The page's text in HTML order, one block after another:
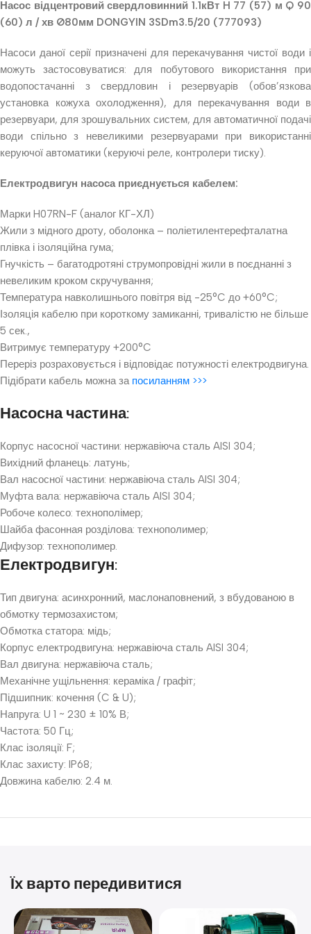
Насос відцентровий свердловинний 1.1кВт H 77 (57) м Q 90
(60) л / хв Ø80мм DONGYIN 3SDm3.5/20 (777093)
Насоси даної серії призначені для перекачування чистої води і
можуть застосовуватися: для побутового використання при
водопостачанні з свердловин і резервуарів (обов’язкова
установка кожуха охолодження), для перекачування води в
резервуари, для зрошувальних систем, для автоматичної подачі
води спільно з невеликими резервуарами при використанні
керуючої автоматики (керуючі реле, контролери тиску).
Електродвигун насоса приєднується кабелем:
Марки H07RN-F (аналог КГ-ХЛ)
Жили з мідного дроту, оболонка – поліетилентерефталатна
плівка і ізоляційна гума;
Гнучкість – багатодротяні струмопровідні жили в поєднанні з
невеликим кроком скручування;
Температура навколишнього повітря від -25°C до +60°C;
Ізоляція кабелю при короткому замиканні, тривалістю не більше
5 сек.,
Витримує температуру +200°C
Переріз розраховується і відповідає потужності електродвигуна.
Підібрати кабель можна за посиланням >>>
Насосна частина:
Корпус насосної частини: нержавіюча сталь AISI 304;
Вихідний фланець: латунь;
Вал насосної частини: нержавіюча сталь AISI 304;
Муфта вала: нержавіюча сталь AISI 304;
Робоче колесо: технополімер;
Шайба фасонная розділова: технополимер;
Дифузор: технополимер.
Електродвигун:
Тип двигуна: асинхронний, маслонаповнений, з вбудованою в
обмотку термозахистом;
Обмотка статора: мідь;
Корпус електродвигуна: нержавіюча сталь AISI 304;
Вал двигуна: нержавіюча сталь;
Механічне ущільнення: кераміка / графіт;
Підшипник: кочення (C & U);
Напруга: U 1 ~ 230 ± 10% В;
Частота: 50 Гц;
Клас ізоляції: F;
Клас захисту: IP68;
Довжина кабелю: 2.4 м.
Їх варто передивитися